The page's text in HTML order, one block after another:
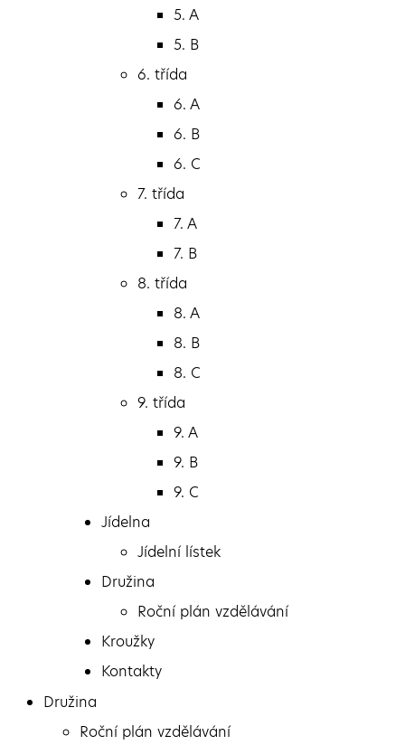
4. B
6. třída
6. C
8. třída
9. třída
9. A
9. B
9. C
Jídelna
Jídelní lístek
Družina
Roční plán vzdělávání
5. A
5. B
6. třída
6. A
6. B
6. C
7. třída
7. A
7. B
8. třída
8. A
8. B
8. C
9. třída
9. A
9. B
9. C
Jídelna
Jídelní lístek
Družina
Roční plán vzdělávání
Kroužky
Kontakty